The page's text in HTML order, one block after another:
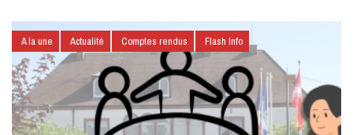
A la une Actualité Comptes rendus Flash Info